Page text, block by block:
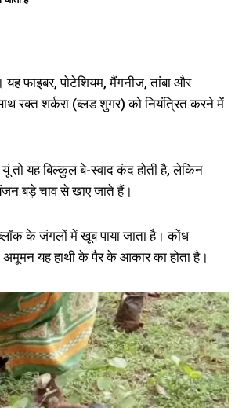
फाइबर, पोटेशियम, मैंगनीज, तांबा और
रक्त शर्करा (ब्लड शुगर) को नियंत्रित करने में
तो यह बिल्कुल बे-स्वाद कंद होती है, लेकिन
बड़े चाव से खाए जाते हैं।
के जंगलों में खूब पाया जाता है। कोंध
यह हाथी के पैर के आकार का होता है।